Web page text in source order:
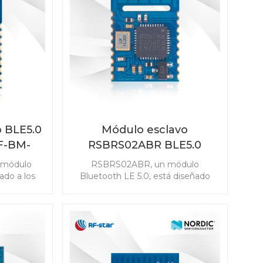
de su
RF-
integrada de alto rendimiento
proporcionan una conectividad
Bluetooth de bajo costo pero de
alta calidad para diversos
escenarios.
BM-
a los
el
de
Módulo esclavo
RSBRS02ABR BLE5.0
RSBRS02ABR, un módulo
Bluetooth LE 5.0, está diseñado
puerto serie aplicado en el control
Comience el desarrollo de su
producto con el módulo